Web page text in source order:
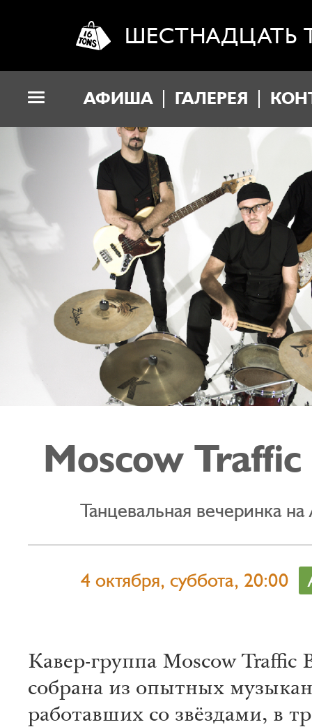
ШЕСТНАДЦАТЬ
АФИША ГАЛЕРЕЯ
Moscow
Танцевальная вечеринка на
4 октября, суббота, 20:00
Кавер-группа Moscow Traffic
собрана из опытных
работавших со звёздами, в